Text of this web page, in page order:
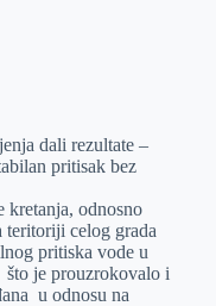
dali rezultate –
pritisak bez
kretanja, odnosno
teritoriji celog grada
pritiska vode u
je prouzrokovalo i
u odnosu na